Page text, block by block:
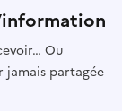
Ou
jamais partagée